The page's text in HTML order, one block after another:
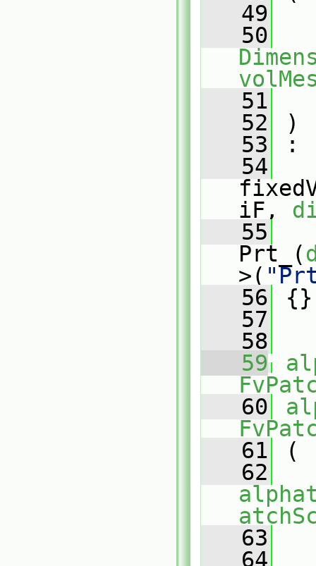
   49
   50
   51
   52
)
   53
:
   54
iF,
   55
Prt_(
>(
   56
{}
   57
   58
   59
   60
   61
(
   62
   63
   64